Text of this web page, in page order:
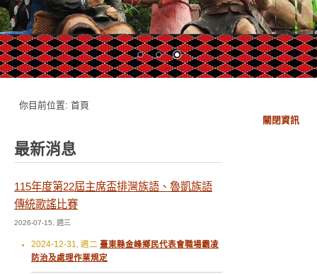
你目前位置: 首頁
最新消息
115年度第22屆主席盃排灣族語、魯凱族語
傳統歌謠比賽
2026-07-15, 週三
2024-12-31, 週二 臺東縣金峰鄉民代表會職場霸凌
防治及處理作業規定
關閉資訊